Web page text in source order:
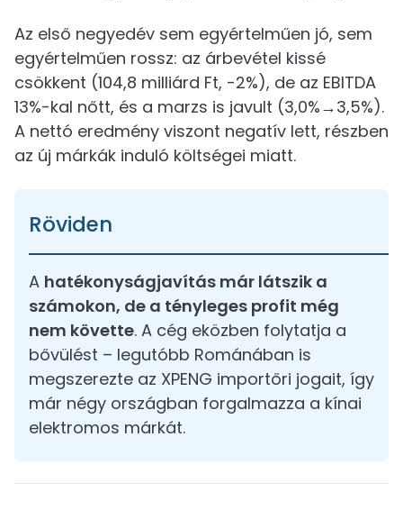
Az első negyedév sem egyértelműen jó, sem
egyértelműen rossz: az árbevétel kissé
csökkent (104,8 milliárd Ft, -2%), de az EBITDA
13%-kal nőtt, és a marzs is javult (3,0%→3,5%).
A nettó eredmény viszont negatív lett, részben
az új márkák induló költségei miatt.
Röviden
A hatékonyságjavítás már látszik a
számokon, de a tényleges profit még
nem követte. A cég eközben folytatja a
bővülést – legutóbb Románában is
megszerezte az XPENG importőri jogait, így
már négy országban forgalmazza a kínai
elektromos márkát.